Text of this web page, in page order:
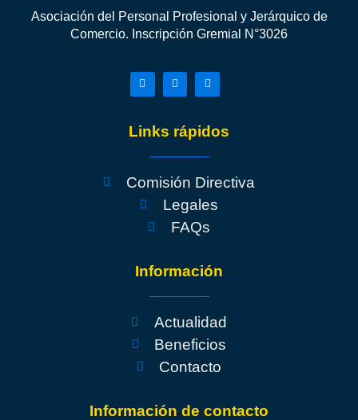
Asociación del Personal Profesional y Jerárquico de
Comercio. Inscripción Gremial N°3026
Links rápidos
Comisión Directiva
Legales
FAQs
Información
Actualidad
Beneficios
Contacto
Información de contacto